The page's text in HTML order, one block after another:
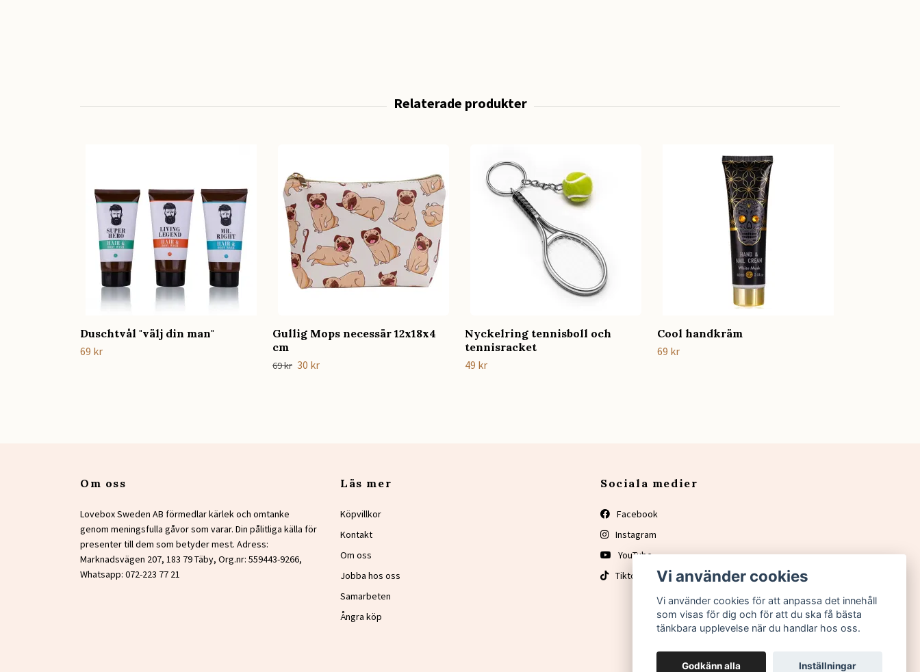
Duschtvål "välj din man"
69 kr
Gullig Mops necessär 12x18x4
cm
69 kr 30 kr
Nyckelring tennisboll och
tennisracket
49 kr
Cool handkräm
69 kr
Om oss
Lovebox Sweden AB förmedlar kärlek och omtanke
genom meningsfulla gåvor som varar. Din pålitliga källa för
presenter till dem som betyder mest. Adress:
Marknadsvägen 207, 183 79 Täby, Org.nr: 559443-9266,
Whatsapp: 072-223 77 21
Läs mer
Köpvillkor
Kontakt
Om oss
Jobba hos oss
Samarbeten
Ångra köp
Sociala medier
Facebook
Instagram
YouTube
Tiktok
Vi använder cookies
Vi använder cookies för att anpassa det innehåll
som visas för dig och för att du ska få bästa
tänkbara upplevelse när du handlar hos oss.
Godkänn alla Inställningar